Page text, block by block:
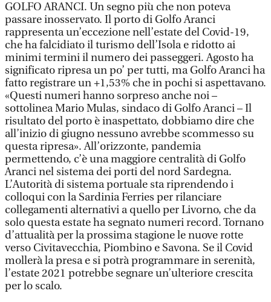
GOLFO ARANCI. Un segno più che non poteva
passare inosservato. Il porto di Golfo Aranci
rappresenta un’eccezione nell’estate del Covid-19,
che ha falcidiato il turismo dell’Isola e ridotto ai
minimi termini il numero dei passeggeri. Agosto ha
significato ripresa un po’ per tutti, ma Golfo Aranci ha
fatto registrare un +1,53% che in pochi si aspettavano.
«Questi numeri hanno sorpreso anche noi –
sottolinea Mario Mulas, sindaco di Golfo Aranci – Il
risultato del porto è inaspettato, dobbiamo dire che
all’inizio di giugno nessuno avrebbe scommesso su
questa ripresa». All’orizzonte, pandemia
permettendo, c’è una maggiore centralità di Golfo
Aranci nel sistema dei porti del nord Sardegna.
L’Autorità di sistema portuale sta riprendendo i
colloqui con la Sardinia Ferries per rilanciare
collegamenti alternativi a quello per Livorno, che da
solo questa estate ha segnato numeri record. Tornano
d’attualità per la prossima stagione le nuove rotte
verso Civitavecchia, Piombino e Savona. Se il Covid
mollerà la presa e si potrà programmare in serenità,
l’estate 2021 potrebbe segnare un’ulteriore crescita
per lo scalo.